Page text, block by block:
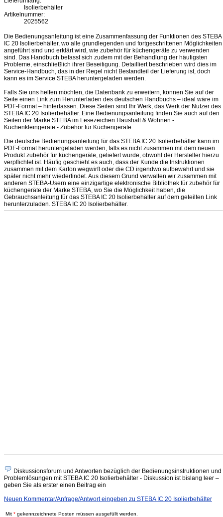
Isolierbehälter
Artikelnummer:
2025562
Die Bedienungsanleitung ist eine Zusammenfassung der Funktionen des STEBA
IC 20 Isolierbehälter, wo alle grundlegenden und fortgeschrittenen Möglichkeiten
angeführt sind und erklärt wird, wie zubehör für küchengeräte zu verwenden
sind. Das Handbuch befasst sich zudem mit der Behandlung der häufigsten
Probleme, einschließlich ihrer Beseitigung. Detailliert beschrieben wird dies im
Service-Handbuch, das in der Regel nicht Bestandteil der Lieferung ist, doch
kann es im Service STEBA heruntergeladen werden.
Falls Sie uns helfen möchten, die Datenbank zu erweitern, können Sie auf der
Seite einen Link zum Herunterladen des deutschen Handbuchs – ideal wäre im
PDF-Format – hinterlassen. Diese Seiten sind Ihr Werk, das Werk der Nutzer des
STEBA IC 20 Isolierbehälter. Eine Bedienungsanleitung finden Sie auch auf den
Seiten der Marke STEBA im Lesezeichen Haushalt & Wohnen -
Küchenkleingeräte - Zubehör für Küchengeräte.
Die deutsche Bedienungsanleitung für das STEBA IC 20 Isolierbehälter kann im
PDF-Format heruntergeladen werden, falls es nicht zusammen mit dem neuen
Produkt zubehör für küchengeräte, geliefert wurde, obwohl der Hersteller hierzu
verpflichtet ist. Häufig geschieht es auch, dass der Kunde die Instruktionen
zusammen mit dem Karton wegwirft oder die CD irgendwo aufbewahrt und sie
später nicht mehr wiederfindet. Aus diesem Grund verwalten wir zusammen mit
anderen STEBA-Usern eine einzigartige elektronische Bibliothek für zubehör für
küchengeräte der Marke STEBA, wo Sie die Möglichkeit haben, die
Gebrauchsanleitung für das STEBA IC 20 Isolierbehälter auf dem geteilten Link
herunterzuladen. STEBA IC 20 Isolierbehälter.
Diskussionsforum und Antworten bezüglich der Bedienungsinstruktionen und
Problemlösungen mit STEBA IC 20 Isolierbehälter - Diskussion ist bislang leer –
geben Sie als erster einen Beitrag ein
Neuen Kommentar/Anfrage/Antwort eingeben zu STEBA IC 20 Isolierbehälter
Mit * gekennzeichnete Posten müssen ausgefüllt werden.